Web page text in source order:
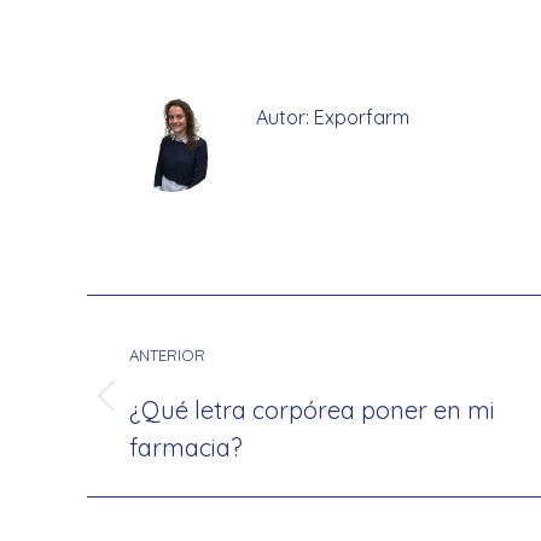
Autor: Exporfarm
entre
publicaciones
ANTERIOR
Publicación
anterior:
¿Qué letra corpórea poner en mi
farmacia?